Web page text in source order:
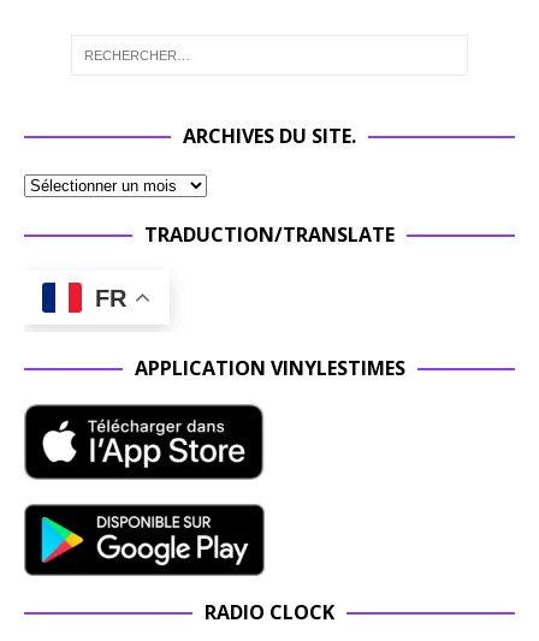
ARCHIVES DU SITE.
TRADUCTION/TRANSLATE
FR
APPLICATION VINYLESTIMES
RADIO CLOCK